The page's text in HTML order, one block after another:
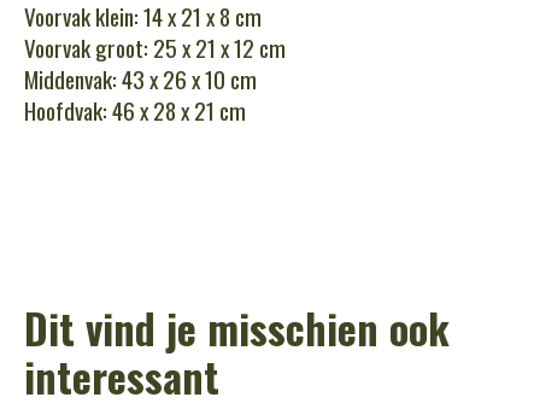
Voorvak klein: 14 x 21 x 8 cm
Voorvak groot: 25 x 21 x 12 cm
Middenvak: 43 x 26 x 10 cm
Hoofdvak: 46 x 28 x 21 cm
Dit vind je misschien ook
interessant